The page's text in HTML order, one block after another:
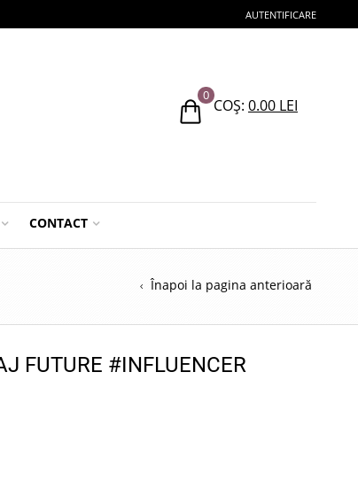
AUTENTIFICARE
0
COȘ: 0.00 LEI
CONTACT
Înapoi la pagina anterioară
FUTURE #INFLUENCER